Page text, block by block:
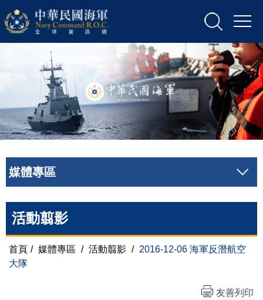
媒體專區
活動翦影
首頁 / 媒體專區 / 活動翦影 / 2016-12-06 海軍反潛航空
大隊
友善列印